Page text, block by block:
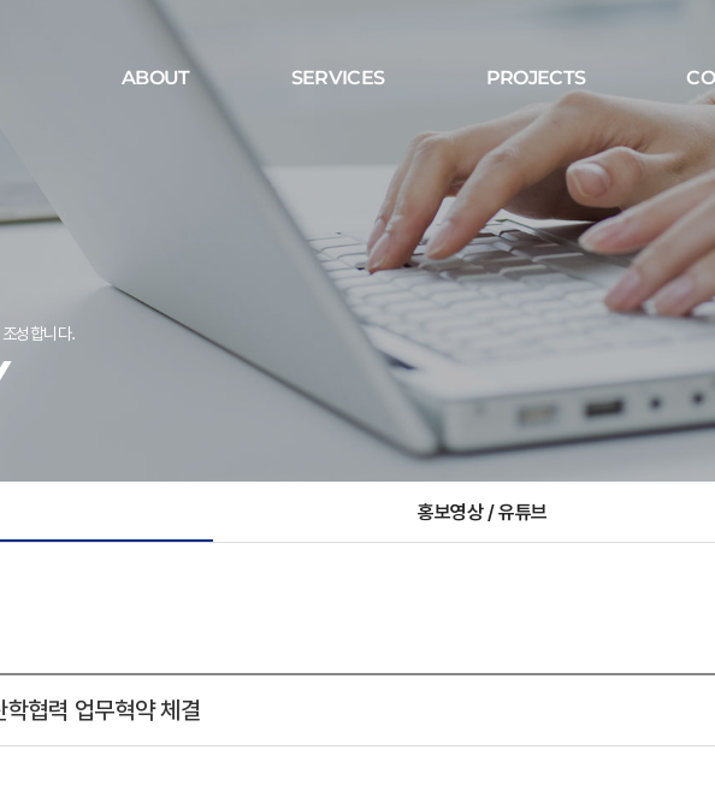
ABOUT SERVICES PROJECTS
성합니다.
홍보영상 / 유튜브
협력 업무혁약 체결